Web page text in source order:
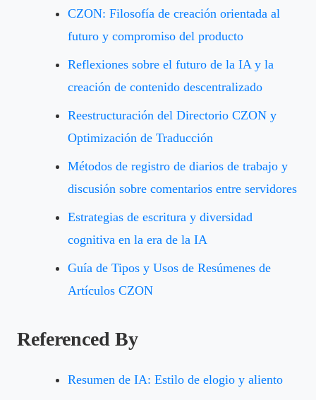
CZON: Filosofía de creación orientada al
futuro y compromiso del producto
Reflexiones sobre el futuro de la IA y la
creación de contenido descentralizado
Reestructuración del Directorio CZON y
Optimización de Traducción
Métodos de registro de diarios de trabajo y
discusión sobre comentarios entre servidores
Estrategias de escritura y diversidad
cognitiva en la era de la IA
Guía de Tipos y Usos de Resúmenes de
Artículos CZON
Referenced By
Resumen de IA: Estilo de elogio y aliento